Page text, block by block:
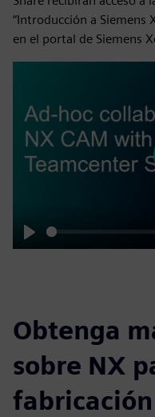
“Introducción a Siemens
en el portal de Siemens
Play
Obtenga
sobre NX
fabricación